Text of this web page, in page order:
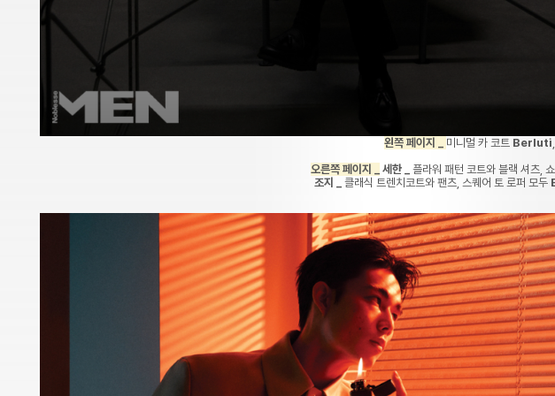
왼쪽 페이지 _ 미니멀 카 코트 Berluti
오른쪽 페이지 _
세한 _ 플라워 패턴 코트와 블랙 셔츠,
조지 _ 클래식 트렌치코트와 팬츠, 스퀘어 토 로퍼 모두